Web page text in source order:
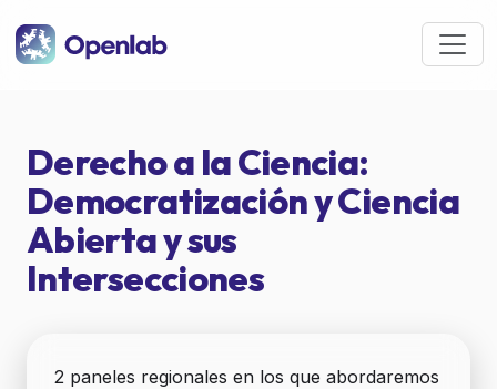
Derecho a la Ciencia:
Democratización y Ciencia
Abierta y sus
Intersecciones
2 paneles regionales en los que abordaremos